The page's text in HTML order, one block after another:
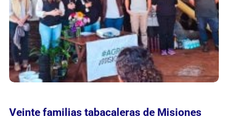
Veinte familias tabacaleras de Misiones